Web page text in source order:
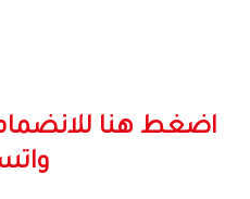
اضغط هنا